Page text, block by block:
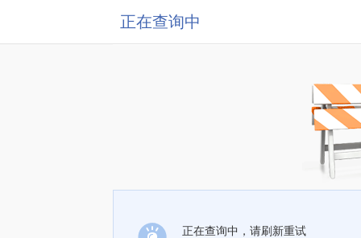
正在查询中
正在查询中，请刷新重试